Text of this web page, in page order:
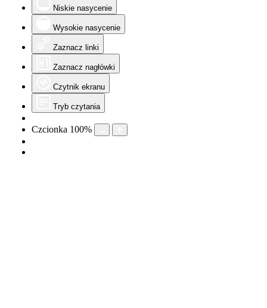
Niskie nasycenie
Wysokie nasycenie
Zaznacz linki
Zaznacz nagłówki
Czytnik ekranu
Tryb czytania
Czcionka 100%